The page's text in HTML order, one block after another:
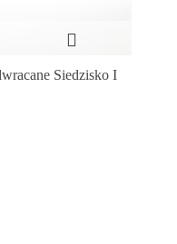
Siedzisko I